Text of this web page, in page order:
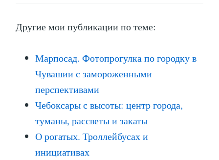
Другие мои публикации по теме:
Марпосад. Фотопрогулка по городку в
Чувашии с замороженными
перспективами
Чебоксары с высоты: центр города,
туманы, рассветы и закаты
О рогатых. Троллейбусах и
инициативах